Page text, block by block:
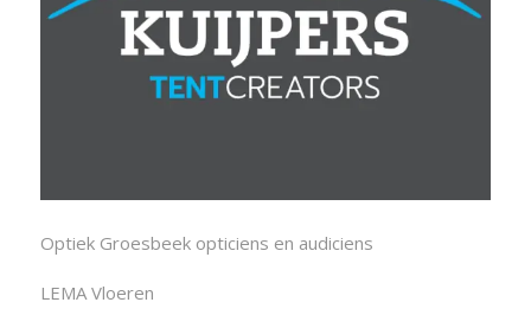
Optiek Groesbeek opticiens en audiciens
LEMA Vloeren